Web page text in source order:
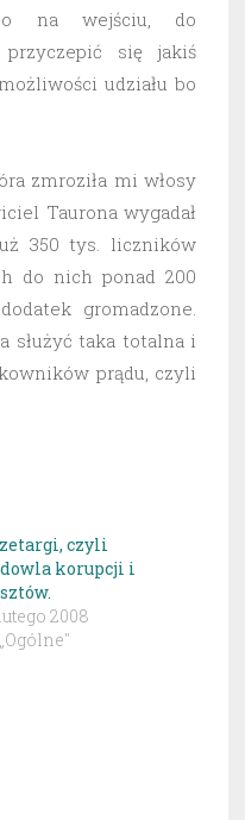
na wejściu, do
przyczepić się jakiś
udziału bo
zmroziła mi włosy
Taurona wygadał
350 tys. liczników
do nich ponad 200
gromadzone.
służyć taka totalna i
prądu, czyli
czyli
korupcji i
2008